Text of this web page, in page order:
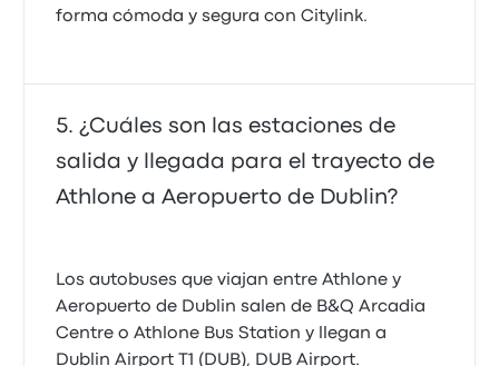
forma cómoda y segura con Citylink.
¿Cuáles son las estaciones de
salida y llegada para el trayecto de
Athlone a Aeropuerto de Dublin?
Los autobuses que viajan entre Athlone y
Aeropuerto de Dublin salen de B&Q Arcadia
Centre o Athlone Bus Station y llegan a
Dublin Airport T1 (DUB), DUB Airport.